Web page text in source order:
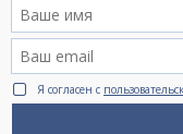
Я согласен с